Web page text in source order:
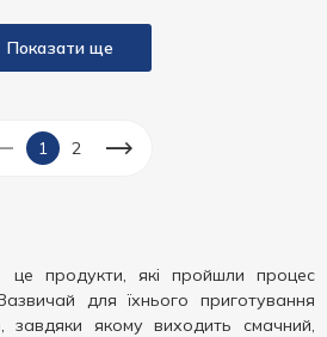
Показати ще
1 2
продукти, які пройшли процес
для їхнього приготування
завдяки якому виходить смачний,